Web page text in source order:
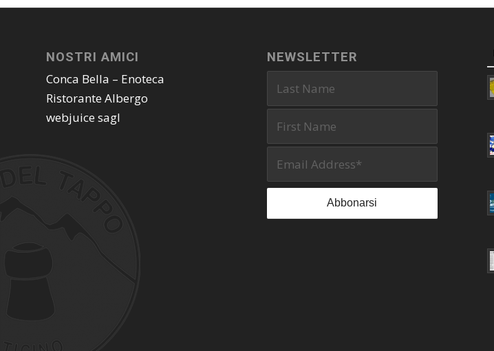
NOSTRI AMICI
Conca Bella – Enoteca
Ristorante Albergo
webjuice sagl
NEWSLETTER